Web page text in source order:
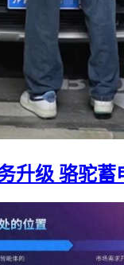
升级 骆驼